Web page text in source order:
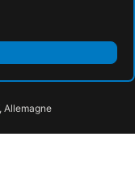
Allemagne